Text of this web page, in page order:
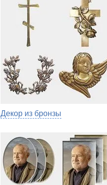
Декор из бронзы